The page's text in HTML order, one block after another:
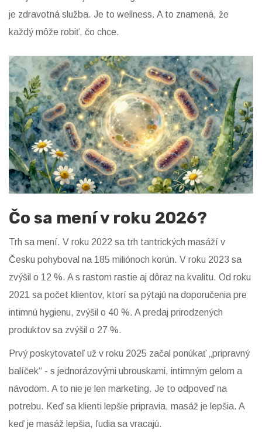
je zdravotná služba. Je to wellness. A to znamená, že
každý môže robiť, čo chce.
Čo sa mení v roku 2026?
Trh sa mení. V roku 2022 sa trh tantrických masáží v
Česku pohyboval na 185 miliónoch korún. V roku 2023 sa
zvýšil o 12 %. A s rastom rastie aj dôraz na kvalitu. Od roku
2021 sa počet klientov, ktorí sa pýtajú na doporučenia pre
intimnú hygienu, zvýšil o 40 %. A predaj prirodzených
produktov sa zvýšil o 27 %.
Prvý poskytovateľ už v roku 2025 začal ponúkať „pripravný
balíček“ - s jednorázovými ubrouskami, intimným gelom a
návodom. A to nie je len marketing. Je to odpoveď na
potrebu. Keď sa klienti lepšie pripravia, masáž je lepšia. A
keď je masáž lepšia, ľudia sa vracajú.